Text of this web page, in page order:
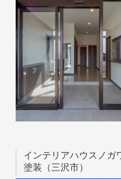
インテリアハウスノガ
塗装（三沢市）